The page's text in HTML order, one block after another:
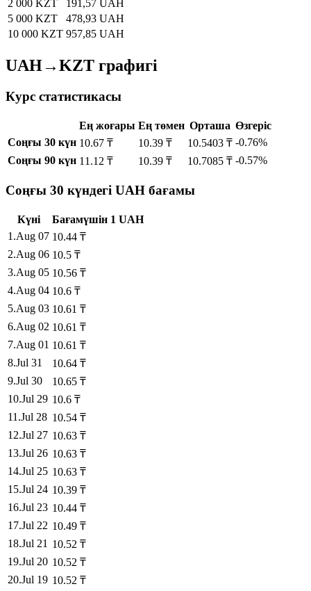
2 000 KZT
191,57 UAH
5 000 KZT
478,93 UAH
10 000 KZT 957,85 UAH
UAH→KZT графигі
Курс статистикасы
Ең жоғары Ең төмен Орташа Өзгеріс
Соңғы 30 күн 10.67 ₸ 10.39 ₸ 10.5403 ₸ -0.76%
Соңғы 90 күн 11.12 ₸ 10.39 ₸ 10.7085 ₸ -0.57%
Соңғы 30 күндегі UAH бағамы
Күні Бағамүшін 1 UAH
1 .Aug 07 10.44 ₸
2.Aug 06 10.5 ₸
3.Aug 05 10.56 ₸
4.Aug 04 10.6 ₸
5.Aug 03 10.61 ₸
6.Aug 02 10.61 ₸
7.Aug 01 10.61 ₸
8.Jul 31 10.64 ₸
9.Jul 30 10.65 ₸
10.Jul 29 10.6 ₸
11 .Jul 28 10.54 ₸
12.Jul 27 10.63 ₸
13.Jul 26 10.63 ₸
14.Jul 25 10.63 ₸
15.Jul 24 10.39 ₸
16.Jul 23 10.44 ₸
17.Jul 22 10.49 ₸
18.Jul 21 10.52 ₸
19.Jul 20 10.52 ₸
20.Jul 19 10.52 ₸